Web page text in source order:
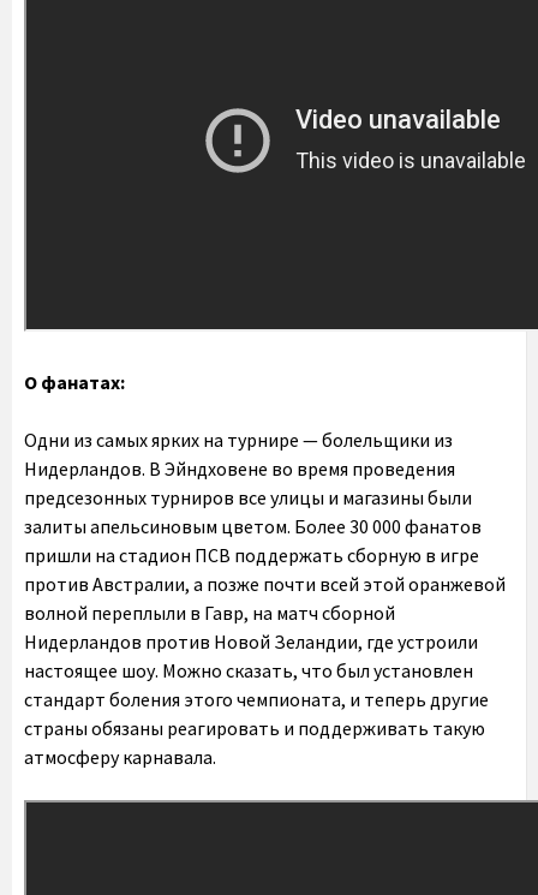
О фанатах:
Одни из самых ярких на турнире — болельщики из
Нидерландов. В Эйндховене во время проведения
предсезонных турниров все улицы и магазины были
залиты апельсиновым цветом. Более 30 000 фанатов
пришли на стадион ПСВ поддержать сборную в игре
против Австралии, а позже почти всей этой оранжевой
волной переплыли в Гавр, на матч сборной
Нидерландов против Новой Зеландии, где устроили
настоящее шоу. Можно сказать, что был установлен
стандарт боления этого чемпионата, и теперь другие
страны обязаны реагировать и поддерживать такую
атмосферу карнавала.